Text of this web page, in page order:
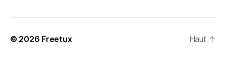
© 2026 Freetux Haut ↑